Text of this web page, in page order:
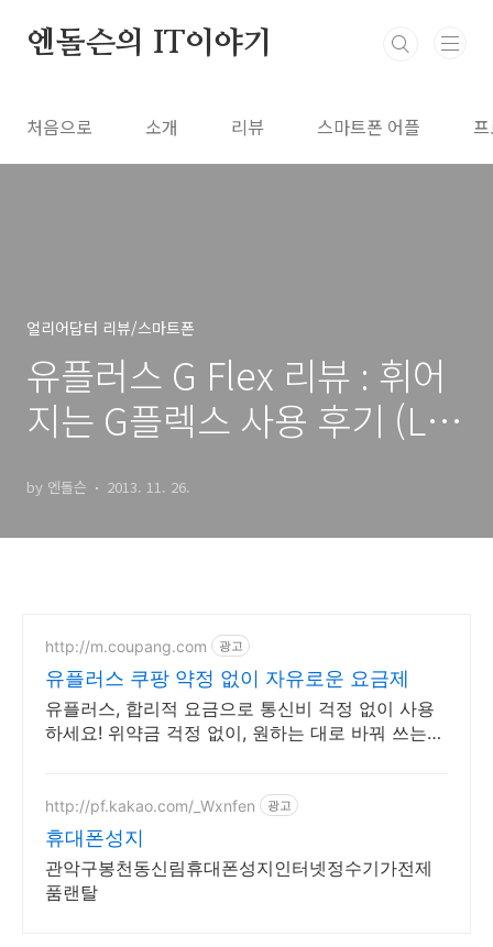
엔돌슨의 IT이야기
처음으로 소개 리뷰 스마트폰 어플
얼리어답터 리뷰/스마트폰
유플러스 G Flex 리뷰 : 휘어
지는 G플렉스 사용 후기 (LG
by 엔돌슨 2013. 11. 26.
http://m.coupang.com 광고
유플러스 쿠팡 약정 없이 자유로운 요금제
유플러스, 합리적 요금으로 통신비 걱정 없이 사용
하세요! 위약금 걱정 없이, 원하는 대로 바꿔 쓰는
http://pf.kakao.com/_Wxnfen 광고
휴대폰성지
관악구봉천동신림휴대폰성지인터넷정수기가전제
품랜탈